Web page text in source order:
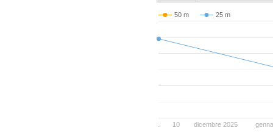
50 m 25 m
dicembre 2025
10